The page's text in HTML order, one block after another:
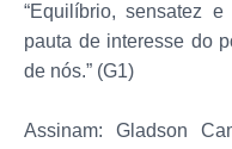
“Equilíbrio, sensatez
pauta de interesse do
de nós.” (G1)
Assinam: Gladson